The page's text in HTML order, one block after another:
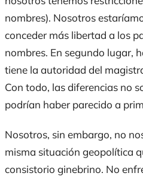
nombres). Nosotros
conceder más libertad a los
nombres. En segundo lugar,
tiene la autoridad del
Con todo, las diferencias no
podrían haber parecido a
Nosotros, sin embargo, no
misma situación geopolítica
consistorio ginebrino. No